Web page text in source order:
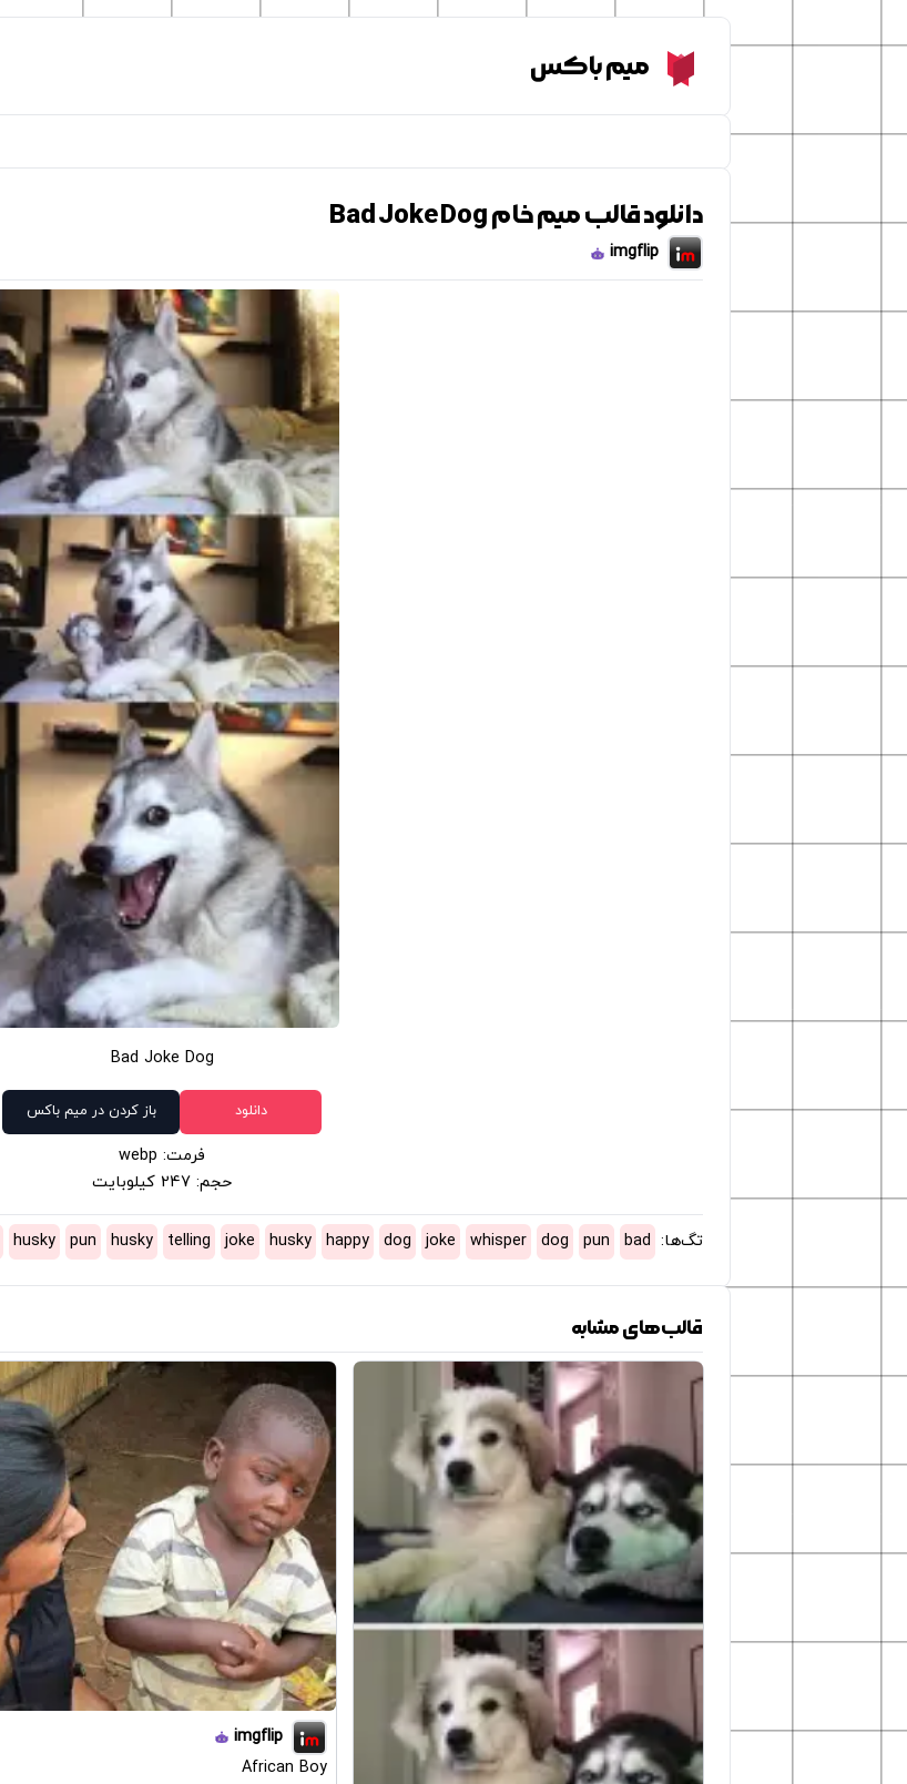
Meme Boxمیم باکس
دانلود قالب میم خام Bad Joke Dog
imgflip
Bad Joke Dog
دانلود باز کردن در میم باکس
فرمت: webp
حجم: 247 کیلوبایت
تگ‌ها: bad
pun
dog
whisper
joke
dog
happy
husky
joke
telling
husky
pun
husky
قالب‌های مشابه
imgflip
African Boy